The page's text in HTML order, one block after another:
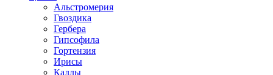
Альстромерия
Гвоздика
Гербера
Гипсофила
Гортензия
Ирисы
Каллы